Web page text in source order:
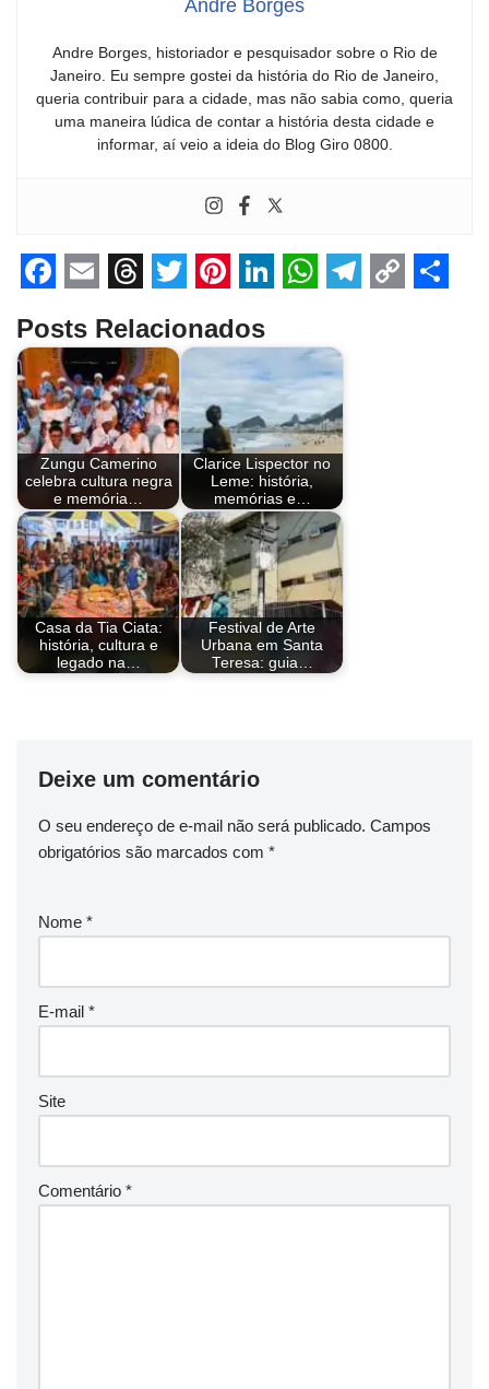
Andre Borges
Andre Borges, historiador e pesquisador sobre o Rio de
Janeiro. Eu sempre gostei da história do Rio de Janeiro,
queria contribuir para a cidade, mas não sabia como, queria
uma maneira lúdica de contar a história desta cidade e
informar, aí veio a ideia do Blog Giro 0800.
a
c
e
b
o
o
k
m
a
i
l
h
r
e
a
d
s
w
i
t
t
e
r
i
n
t
e
r
e
s
t
i
n
k
e
d
I
n
h
a
t
s
A
p
p
e
l
e
g
r
a
m
Posts Relacionados
Zungu Camerino
celebra cultura negra
e memória…
Clarice Lispector no
Leme: história,
memórias e…
Casa da Tia Ciata:
história, cultura e
legado na…
Festival de Arte
Urbana em Santa
Teresa: guia…
Deixe um comentário
O seu endereço de e-mail não será publicado. Campos
obrigatórios são marcados com *
Nome *
E-mail *
Site
Comentário *